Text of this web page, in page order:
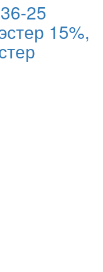
25
15%,